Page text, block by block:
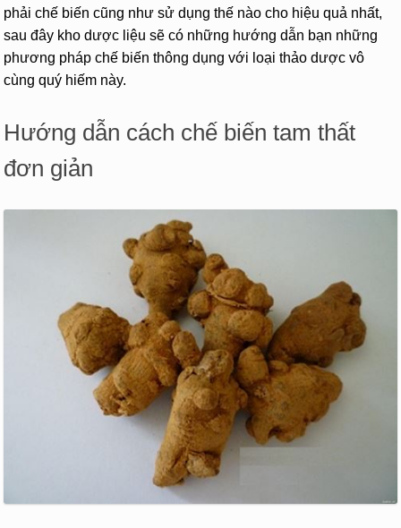
phải chế biến cũng như sử dụng thế nào cho hiệu quả nhất,
sau đây kho dược liệu sẽ có những hướng dẫn bạn những
phương pháp chế biến thông dụng với loại thảo dược vô
cùng quý hiếm này.
Hướng dẫn cách chế biến tam thất
đơn giản